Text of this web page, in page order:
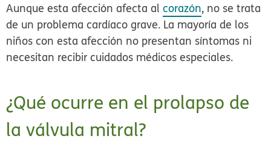
Aunque esta afección afecta alcorazón, no se trata
de un problema cardíaco grave. La mayoría de los
niños con esta afección no presentan síntomas ni
necesitan recibir cuidados médicos especiales.
¿Qué ocurre en el prolapso de
la válvula mitral?